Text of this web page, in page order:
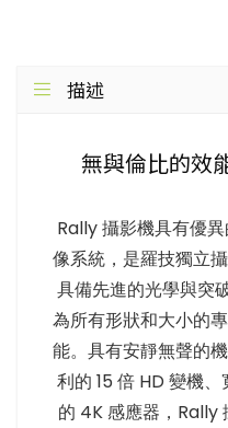
描述
無與倫比的效
Rally 攝影機具有優
像系統，是羅技獨立
具備先進的光學與突
為所有形狀和大小的
能。具有安靜無聲的
利的 15 倍 HD 變機
的 4K 感應器，Rally